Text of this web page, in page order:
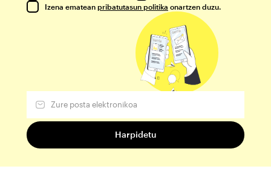
Izena ematean pribatutasun politika onartzen duzu.